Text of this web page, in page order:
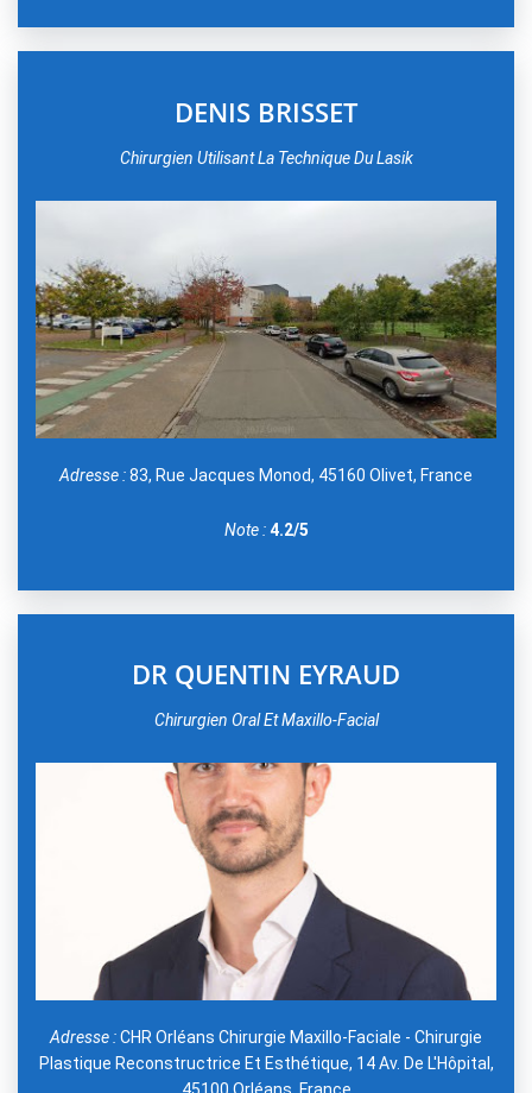
DENIS BRISSET
Chirurgien Utilisant La Technique Du Lasik
Adresse :83, Rue Jacques Monod, 45160 Olivet, France
Note : 4.2/5
DR QUENTIN EYRAUD
Chirurgien Oral Et Maxillo-Facial
Adresse :CHR Orléans Chirurgie Maxillo-Faciale - Chirurgie
Plastique Reconstructrice Et Esthétique, 14 Av. De L'Hôpital,